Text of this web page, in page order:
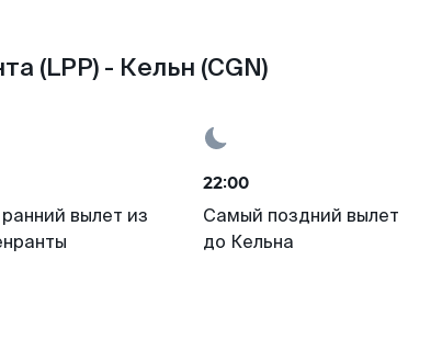
(LPP) - Кельн (CGN)
вылет из
22:00
Самый поздний вылет
до Кельна